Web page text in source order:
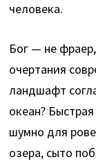
человека.
Бог — не
очертания
ландшафт
океан?
шумно для
озера, сыто